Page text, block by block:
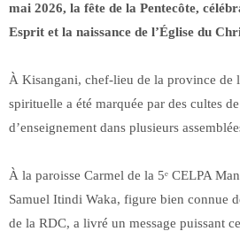
mai 2026, la fête de la Pentecôte,
Esprit et la naissance de l’Église du
À Kisangani, chef-lieu de la province de
spirituelle a été marquée par des cultes
d’enseignement dans plusieurs
À la paroisse Carmel de la 5ᵉ CELPA
Samuel Itindi Waka, figure bien connue
de la RDC, a livré un message puissant